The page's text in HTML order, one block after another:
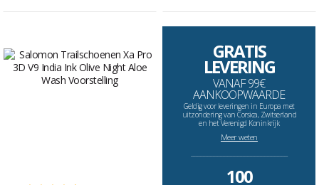
GRATIS
LEVERING
VANAF 99€
AANKOOPWAARDE
Geldig voor leveringen in Europa met
uitzondering van Corsica, Zwitserland
en het Verenigd Koninkrijk
Meer weten
--------------------------------------------------------------------
100